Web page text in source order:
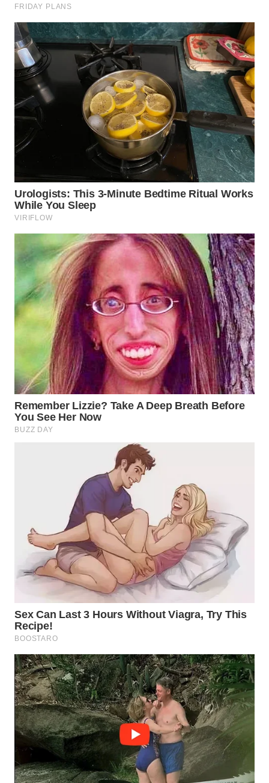
WN
INDRAMAYU
WN
KUNINGAN
MAJALENGKA
WN
WN
SUKABUMI
WN
PURWAKARTA
WN
PRIANGAN
TIMUR
WN
SEMARANG
WN
SOLO
WN
SURABAYA
WN
NATUNA
WN
BINTAN
WN
MANDALIKA
WN
LIKUPANG
WN
LABUANBAJO